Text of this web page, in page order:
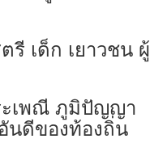
เด็ก เยาวชน ผู้
ะเพณี ภูมิปัญญา
นดีของท้องถิ่น